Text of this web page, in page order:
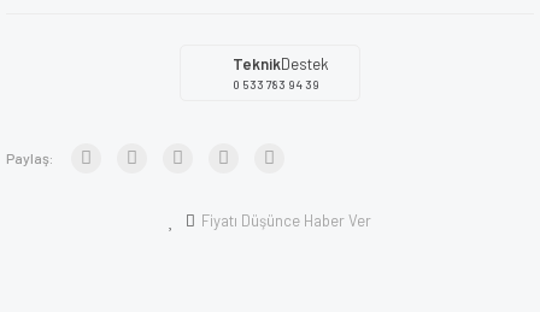
TeknikDestek
0 533 783 94 39
Paylaş:
Fiyatı Düşünce Haber Ver